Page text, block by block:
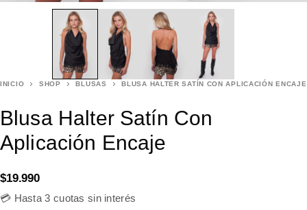
INICIO SHOP BLUSAS BLUSA HALTER SATÍN CON APLICACIÓN ENCAJE
Blusa Halter Satín Con
Aplicación Encaje
$19.990
💳 Hasta 3 cuotas sin interés